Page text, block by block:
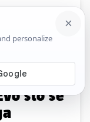
Komentari
što se